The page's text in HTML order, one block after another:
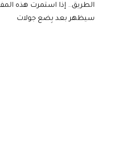
الطريق.. إذا استمرت هذه
سيظهر بعد بِضع جولات